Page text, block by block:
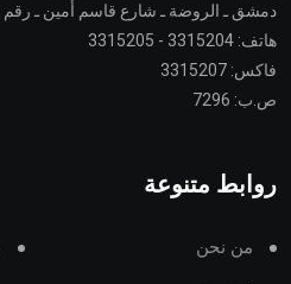
دمشق ـ الروضة ـ شارع قاسم أمين ـ رقم 39
هاتف: 3315204 - 3315205
فاكس: 3315207
ص.ب: 7296
روابط متنوعة
من نحن